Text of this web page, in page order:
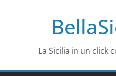
La Sicilia in un click